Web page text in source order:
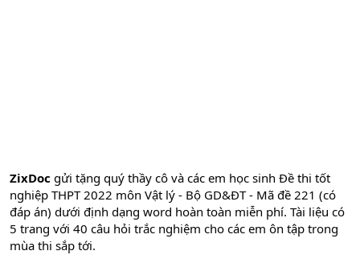
ZixDoc gửi tặng quý thầy cô và các em học sinh Đề thi tốt
nghiệp THPT 2022 môn Vật lý - Bộ GD&ĐT - Mã đề 221 (có
đáp án) dưới định dạng word hoàn toàn miễn phí. Tài liệu có
5 trang với 40 câu hỏi trắc nghiệm cho các em ôn tập trong
mùa thi sắp tới.